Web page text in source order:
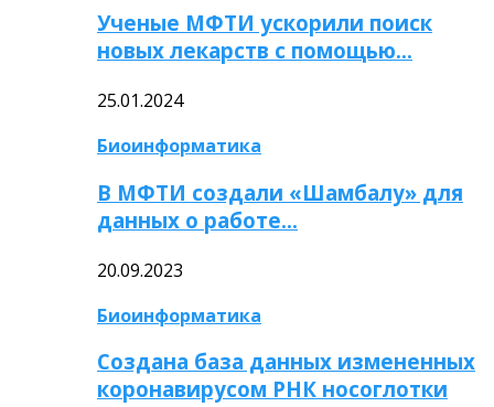
Ученые МФТИ ускорили поиск
новых лекарств с помощью…
25.01.2024
Биоинформатика
В МФТИ создали «Шамбалу» для
данных о работе…
20.09.2023
Биоинформатика
Создана база данных измененных
коронавирусом РНК носоглотки